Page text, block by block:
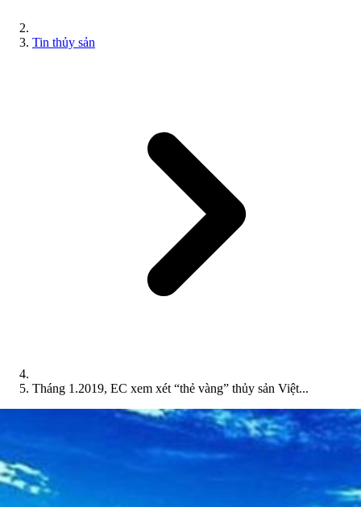
Tin thủy sản
Tháng 1.2019, EC xem xét “thẻ vàng” thủy sản Việt...